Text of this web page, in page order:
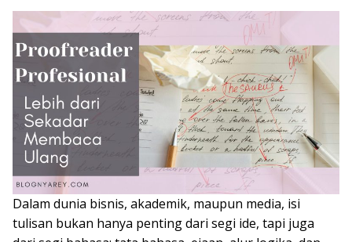
Dalam dunia bisnis, akademik, maupun media, isi
tulisan bukan hanya penting dari segi ide, tapi juga